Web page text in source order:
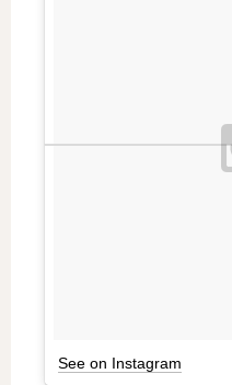
See on Instagram